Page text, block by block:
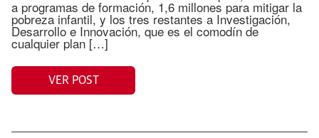
a programas de formación, 1,6 millones para mitigar la
pobreza infantil, y los tres restantes a Investigación,
Desarrollo e Innovación, que es el comodín de
cualquier plan […]
VER POST